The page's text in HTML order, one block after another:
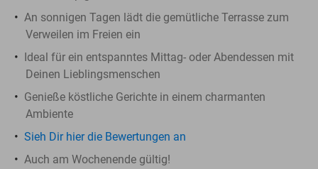
An sonnigen Tagen lädt die gemütliche Terrasse zum
Verweilen im Freien ein
Ideal für ein entspanntes Mittag- oder Abendessen mit
Deinen Lieblingsmenschen
Genieße köstliche Gerichte in einem charmanten
Ambiente
Sieh Dir hier die Bewertungen an
Auch am Wochenende gültig!